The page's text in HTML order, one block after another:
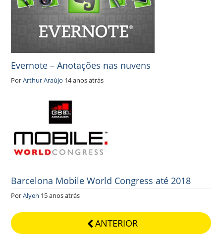
Evernote – Anotações nas nuvens
PorArthur Araújo 14 anos atrás
Barcelona Mobile World Congress até 2018
PorAlyen 15 anos atrás
ANTERIOR